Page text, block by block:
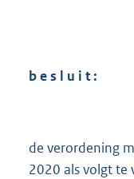
b e s l u i t :
de verordening
2020 als volgt te